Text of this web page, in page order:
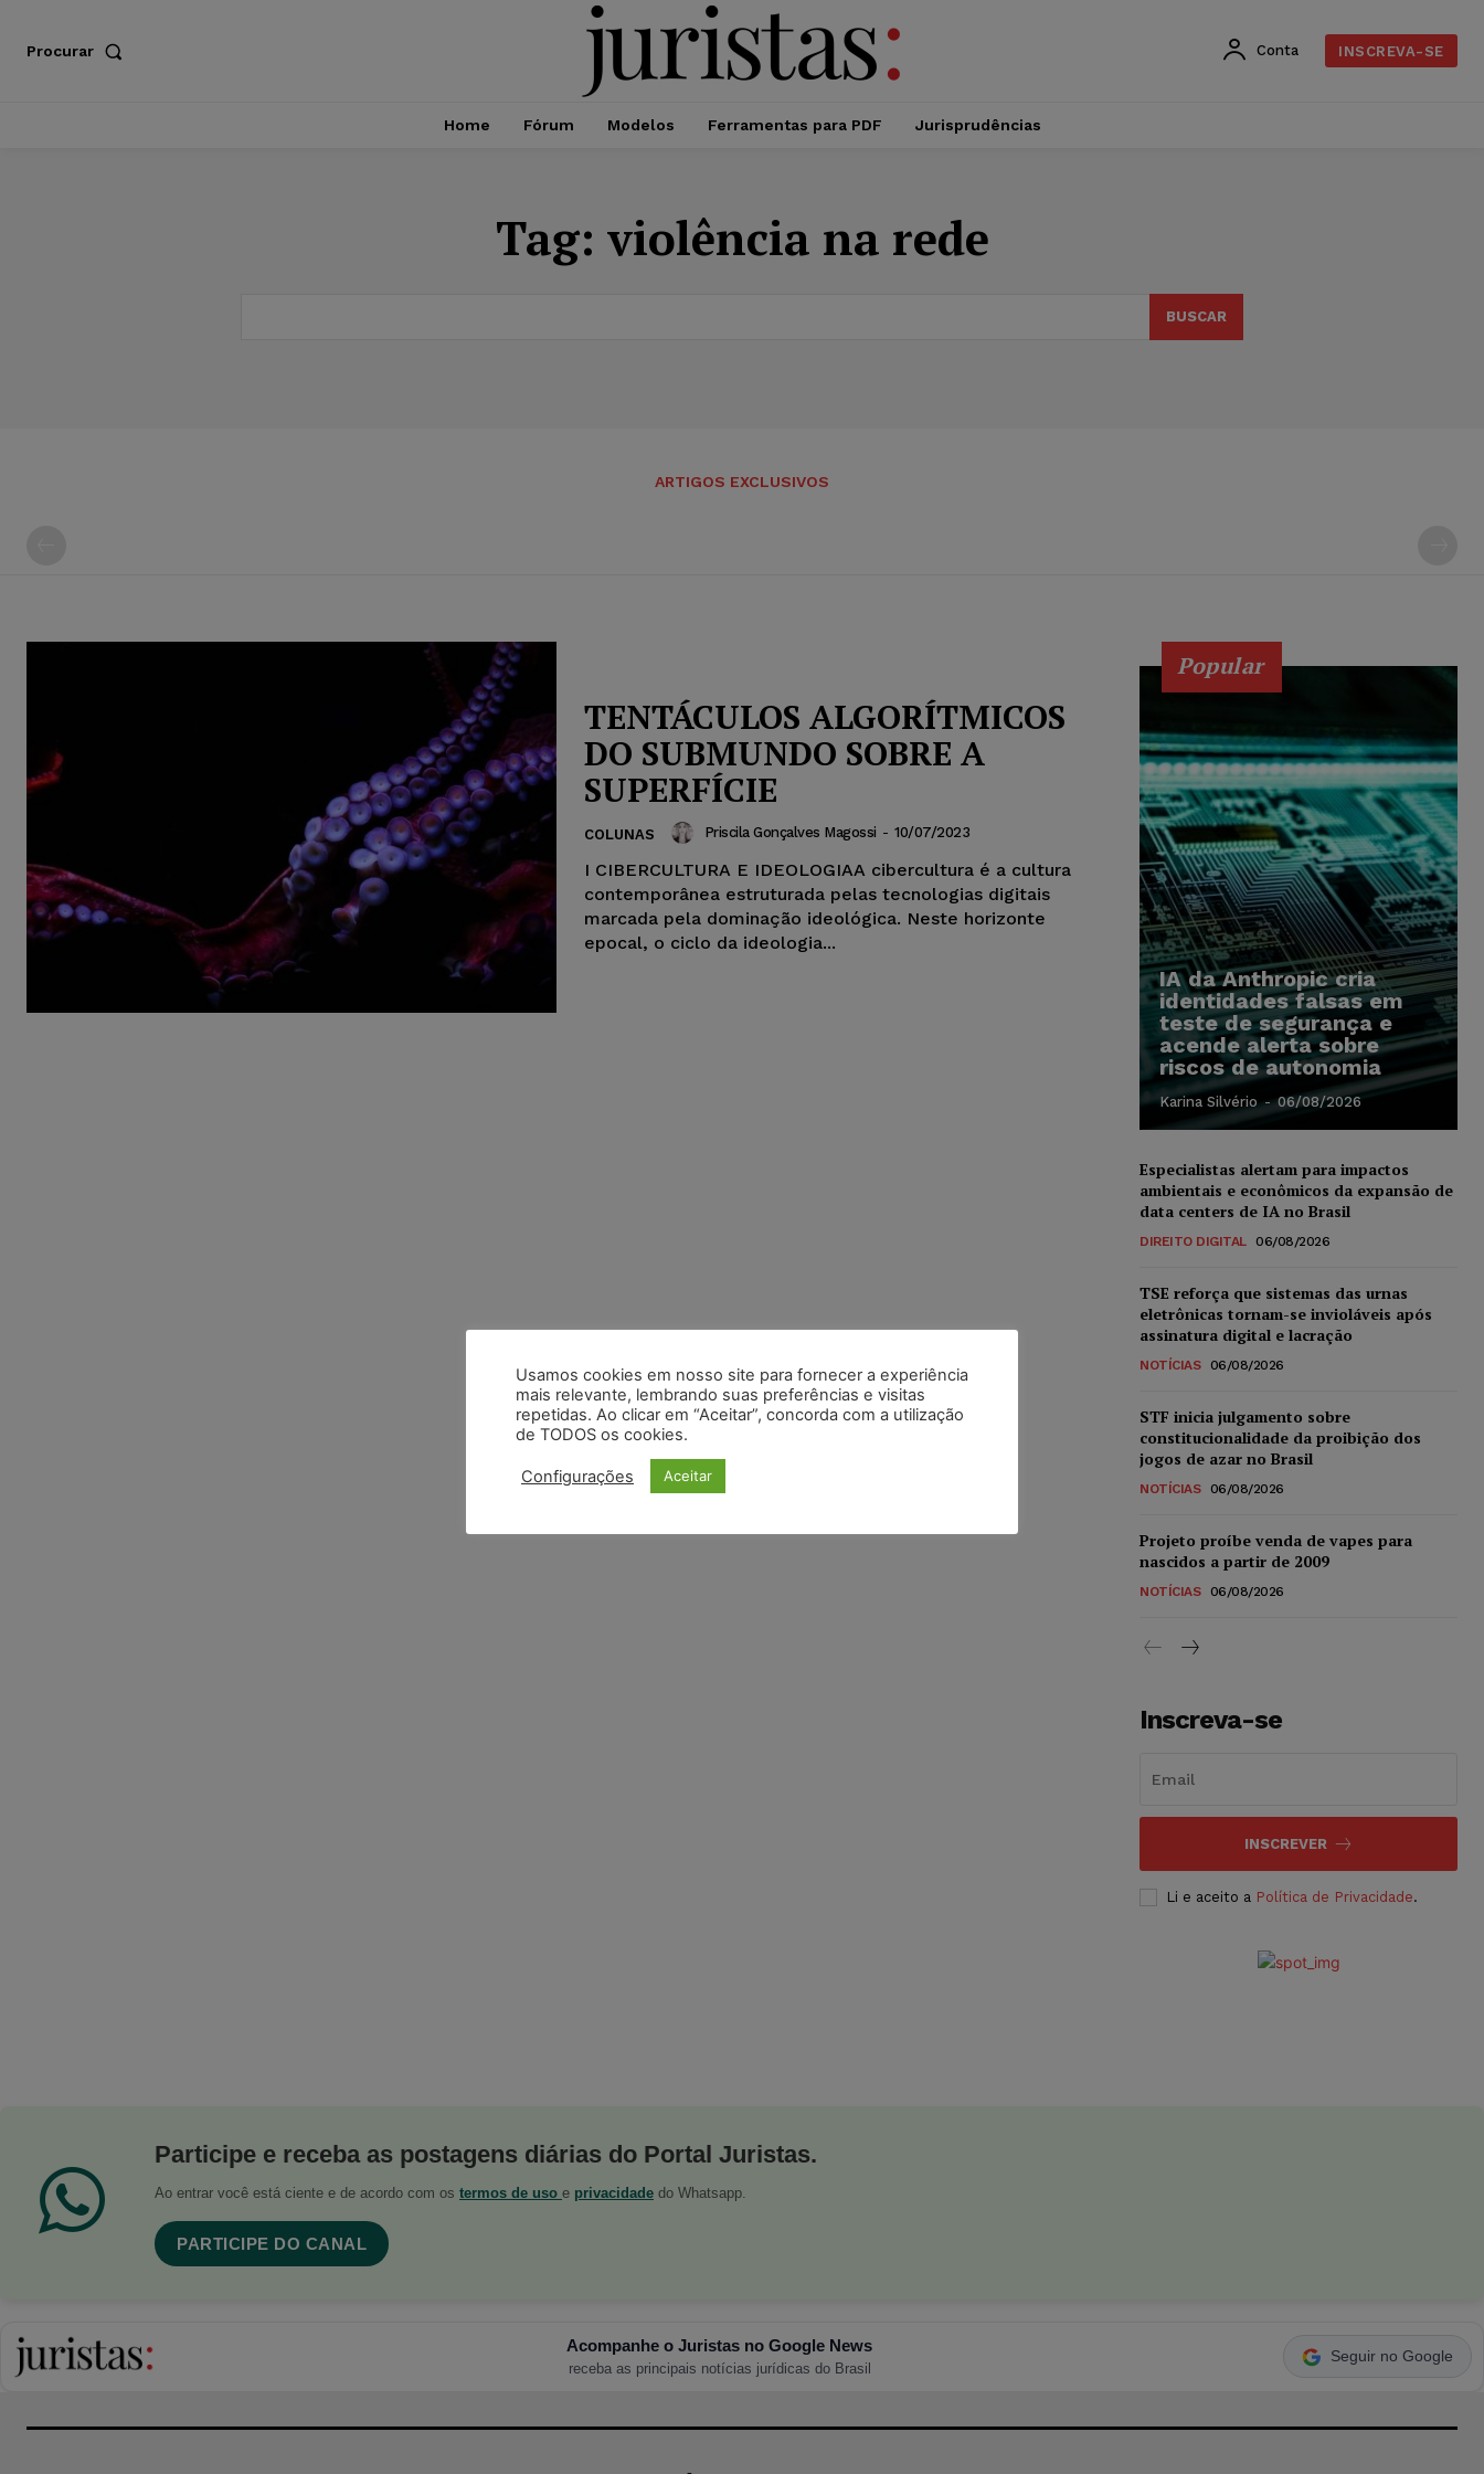
Procurar Conta INSCREVA-SE
Home Fórum Modelos Ferramentas para PDF Jurisprudências
Tag: violência na rede
BUSCAR
ARTIGOS EXCLUSIVOS
TENTÁCULOS ALGORÍTMICOS
DO SUBMUNDO SOBRE A
SUPERFÍCIE
COLUNAS Priscila Gonçalves Magossi - 10/07/2023
I CIBERCULTURA E IDEOLOGIAA cibercultura é a cultura
contemporânea estruturada pelas tecnologias digitais
marcada pela dominação ideológica. Neste horizonte
epocal, o ciclo da ideologia...
Popular
IA da Anthropic cria
identidades falsas em
teste de segurança e
acende alerta sobre
riscos de autonomia
Karina Silvério - 06/08/2026
Especialistas alertam para impactos
ambientais e econômicos da expansão de
data centers de IA no Brasil
DIREITO DIGITAL 06/08/2026
TSE reforça que sistemas das urnas
eletrônicas tornam-se invioláveis após
assinatura digital e lacração
NOTÍCIAS 06/08/2026
STF inicia julgamento sobre
constitucionalidade da proibição dos
jogos de azar no Brasil
NOTÍCIAS 06/08/2026
Projeto proíbe venda de vapes para
nascidos a partir de 2009
NOTÍCIAS 06/08/2026
Inscreva-se
INSCREVER
Li e aceito a Política de Privacidade.
Participe e receba as postagens diárias do Portal Juristas.
Ao entrar você está ciente e de acordo com os termos de uso e privacidade do Whatsapp.
PARTICIPE DO CANAL
Acompanhe o Juristas no Google News
receba as principais notícias jurídicas do Brasil
Seguir no Google
Usamos cookies em nosso site para fornecer a experiência
mais relevante, lembrando suas preferências e visitas
repetidas. Ao clicar em “Aceitar”, concorda com a utilização
de TODOS os cookies.
Configurações Aceitar